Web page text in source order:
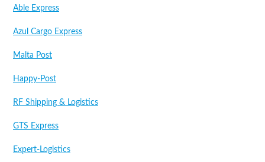
Able Express
Azul Cargo Express
Malta Post
Happy-Post
RF Shipping & Logistics
GTS Express
Expert-Logistics